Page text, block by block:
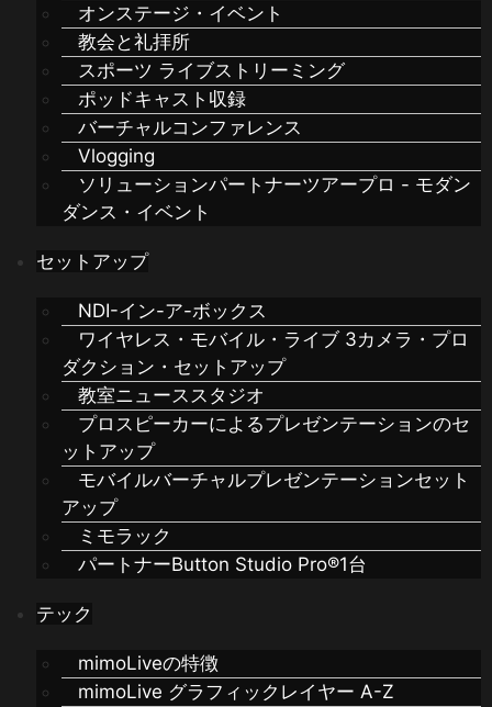
オンステージ・イベント
教会と礼拝所
スポーツ ライブストリーミング
ポッドキャスト収録
バーチャルコンファレンス
Vlogging
ソリューションパートナーツアープロ - モダン
ダンス・イベント
セットアップ
NDI-イン-ア-ボックス
ワイヤレス・モバイル・ライブ 3カメラ・プロ
ダクション・セットアップ
教室ニューススタジオ
プロスピーカーによるプレゼンテーションのセ
ットアップ
モバイルバーチャルプレゼンテーションセット
アップ
ミモラック
パートナーButton Studio Pro®1台
テック
mimoLiveの特徴
mimoLive グラフィックレイヤー A-Z